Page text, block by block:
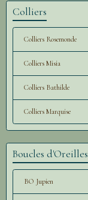
Colliers
Colliers Rosemonde
Colliers Misia
Colliers Bathilde
Colliers Marquise
Boucles d'Oreilles
BO Jupien